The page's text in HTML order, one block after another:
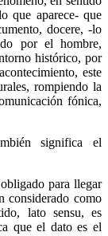
que aparece- que
docere, -lo
por el hombre,
histórico, por
este
rompiendo la
fónica,
significa el
para llegar
considerado como
lato sensu, es
que el dato es el